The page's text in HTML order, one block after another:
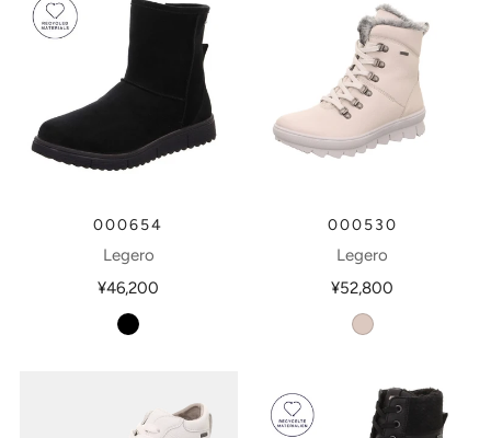
000654
Legero
¥46,200
schwarz
000530
Legero
¥52,800
taupe